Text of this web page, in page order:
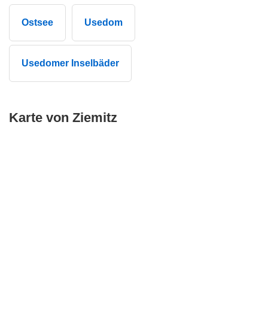
Ostsee Usedom
Usedomer Inselbäder
Karte von Ziemitz